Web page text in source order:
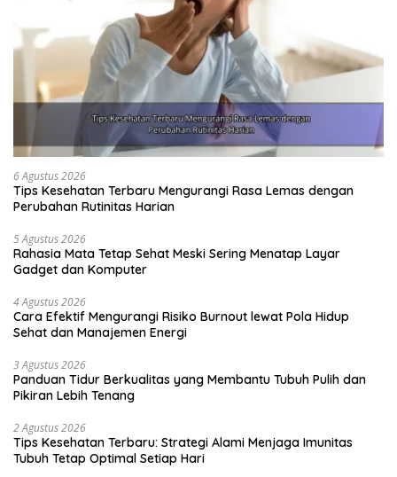
6 Agustus 2026
Tips Kesehatan Terbaru Mengurangi Rasa Lemas dengan
Perubahan Rutinitas Harian
5 Agustus 2026
Rahasia Mata Tetap Sehat Meski Sering Menatap Layar
Gadget dan Komputer
4 Agustus 2026
Cara Efektif Mengurangi Risiko Burnout lewat Pola Hidup
Sehat dan Manajemen Energi
3 Agustus 2026
Panduan Tidur Berkualitas yang Membantu Tubuh Pulih dan
Pikiran Lebih Tenang
2 Agustus 2026
Tips Kesehatan Terbaru: Strategi Alami Menjaga Imunitas
Tubuh Tetap Optimal Setiap Hari